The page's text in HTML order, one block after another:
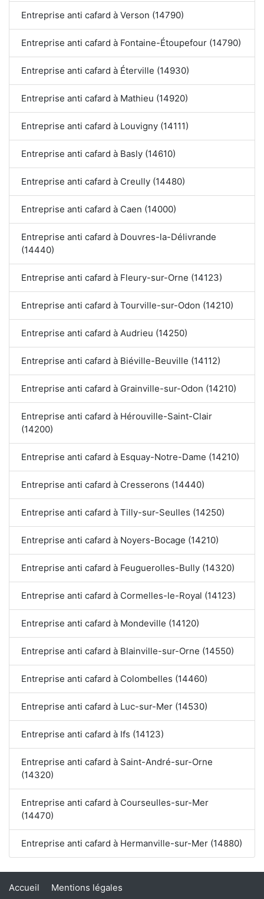
Entreprise anti cafard à Verson (14790)
Entreprise anti cafard à Fontaine-Étoupefour (14790)
Entreprise anti cafard à Éterville (14930)
Entreprise anti cafard à Mathieu (14920)
Entreprise anti cafard à Louvigny (14111)
Entreprise anti cafard à Basly (14610)
Entreprise anti cafard à Creully (14480)
Entreprise anti cafard à Caen (14000)
Entreprise anti cafard à Douvres-la-Délivrande
(14440)
Entreprise anti cafard à Fleury-sur-Orne (14123)
Entreprise anti cafard à Tourville-sur-Odon (14210)
Entreprise anti cafard à Audrieu (14250)
Entreprise anti cafard à Biéville-Beuville (14112)
Entreprise anti cafard à Grainville-sur-Odon (14210)
Entreprise anti cafard à Hérouville-Saint-Clair
(14200)
Entreprise anti cafard à Esquay-Notre-Dame (14210)
Entreprise anti cafard à Cresserons (14440)
Entreprise anti cafard à Tilly-sur-Seulles (14250)
Entreprise anti cafard à Noyers-Bocage (14210)
Entreprise anti cafard à Feuguerolles-Bully (14320)
Entreprise anti cafard à Cormelles-le-Royal (14123)
Entreprise anti cafard à Mondeville (14120)
Entreprise anti cafard à Blainville-sur-Orne (14550)
Entreprise anti cafard à Colombelles (14460)
Entreprise anti cafard à Luc-sur-Mer (14530)
Entreprise anti cafard à Ifs (14123)
Entreprise anti cafard à Saint-André-sur-Orne
(14320)
Entreprise anti cafard à Courseulles-sur-Mer
(14470)
Entreprise anti cafard à Hermanville-sur-Mer (14880)
Accueil Mentions légales